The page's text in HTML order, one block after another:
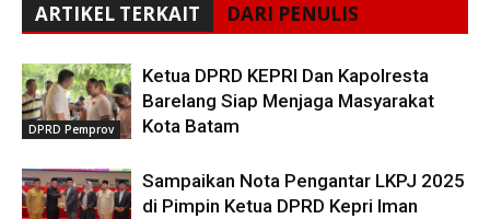
ARTIKEL TERKAIT DARI PENULIS
DPRD Pemprov
Ketua DPRD KEPRI Dan Kapolresta
Barelang Siap Menjaga Masyarakat
Kota Batam
Sampaikan Nota Pengantar LKPJ 2025
di Pimpin Ketua DPRD Kepri Iman